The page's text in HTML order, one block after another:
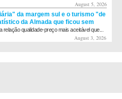
August 5, 2026
da margem sul e o turismo "de
da Almada que ficou sem
qualidade-preço mais aceitável que...
August 3, 2026